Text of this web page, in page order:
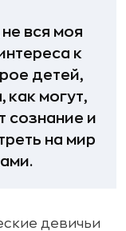
вся моя
к
детей,
как могут,
сознание и
на мир
девичьи